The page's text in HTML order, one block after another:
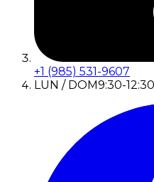
+1 (985) 531-9607
LUN / DOM9:30-